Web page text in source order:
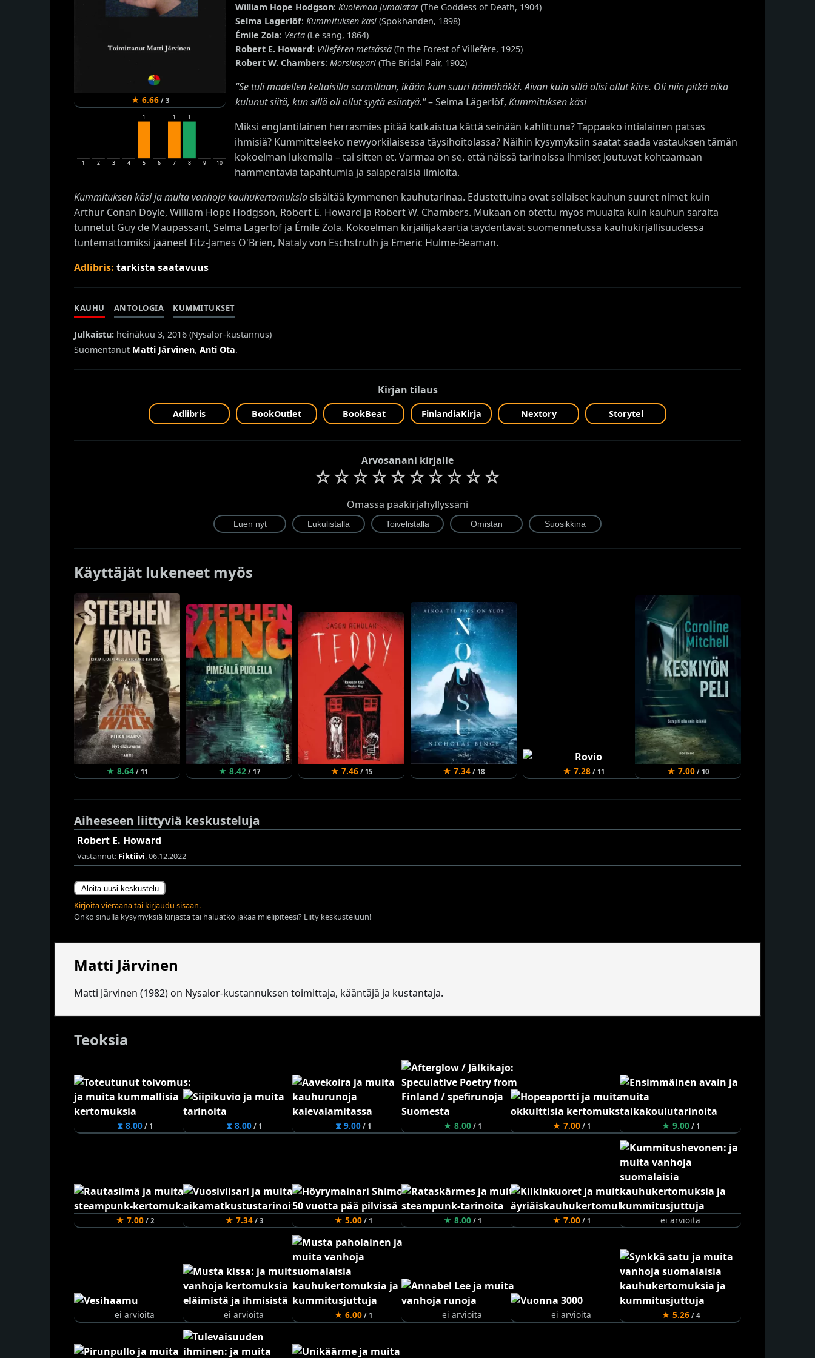
★ 6.66/ 3
1 2 3 4
1
5 6
1
7
1
8 9 10
William Hope Hodgson: Kuoleman jumalatar (The Goddess of Death, 1904)
Selma Lagerlöf: Kummituksen käsi (Spökhanden, 1898)
Émile Zola: Verta (Le sang, 1864)
Robert E. Howard: Villeféren metsässä (In the Forest of Villefère, 1925)
Robert W. Chambers: Morsiuspari (The Bridal Pair, 1902)
"Se tuli madellen keltaisilla sormillaan, ikään kuin suuri hämähäkki. Aivan kuin sillä olisi ollut kiire. Oli niin pitkä aika
kulunut siitä, kun sillä oli ollut syytä esiintyä."– Selma Lägerlöf, Kummituksen käsi
Miksi englantilainen herrasmies pitää katkaistua kättä seinään kahlittuna? Tappaako intialainen patsas
ihmisiä? Kummitteleeko newyorkilaisessa täysihoitolassa? Näihin kysymyksiin saatat saada vastauksen tämän
kokoelman lukemalla – tai sitten et. Varmaa on se, että näissä tarinoissa ihmiset joutuvat kohtaamaan
hämmentäviä tapahtumia ja salaperäisiä ilmiöitä.
Kummituksen käsi ja muita vanhoja kauhukertomuksiasisältää kymmenen kauhutarinaa. Edustettuina ovat sellaiset kauhun suuret nimet kuin
Arthur Conan Doyle, William Hope Hodgson, Robert E. Howard ja Robert W. Chambers. Mukaan on otettu myös muualta kuin kauhun saralta
tunnetut Guy de Maupassant, Selma Lagerlöf ja Émile Zola. Kokoelman kirjailijakaartia täydentävät suomennetussa kauhukirjallisuudessa
tuntemattomiksi jääneet Fitz-James O'Brien, Nataly von Eschstruth ja Emeric Hulme-Beaman.
Adlibris: tarkista saatavuus
KAUHU ANTOLOGIA KUMMITUKSET
Julkaistu: heinäkuu 3, 2016 (Nysalor-kustannus)
Suomentanut Matti Järvinen, Anti Ota.
Kirjan tilaus
Adlibris BookOutlet BookBeat FinlandiaKirja Nextory Storytel
Arvosanani kirjalle
☆☆☆☆☆☆☆☆☆☆
Omassa pääkirjahyllyssäni
Käyttäjät lukeneet myös
★ 8.64 / 11 ★ 8.42 / 17 ★ 7.46 / 15 ★ 7.34 / 18 ★ 7.28/ 11 ★ 7.00 / 10
Aiheeseen liittyviä keskusteluja
Robert E. Howard
Vastannut: Fiktiivi, 06.12.2022
Aloita uusi keskustelu
Kirjoita vieraana tai kirjaudu sisään.
Onko sinulla kysymyksiä kirjasta tai haluatko jakaa mielipiteesi? Liity keskusteluun!
Matti Järvinen
Matti Järvinen (1982) on Nysalor-kustannuksen toimittaja, kääntäjä ja kustantaja.
Teoksia
⧗ 8.00/ 1 ⧗ 8.00/ 1 ⧗ 9.00/ 1 ★ 8.00/ 1 ★ 7.00/ 1 ★ 9.00/ 1
★ 7.00/ 2 ★ 7.34/ 3 ★ 5.00/ 1 ★ 8.00/ 1 ★ 7.00/ 1 ei arvioita
ei arvioita ei arvioita ★ 6.00/ 1 ei arvioita ei arvioita ★ 5.26/ 4